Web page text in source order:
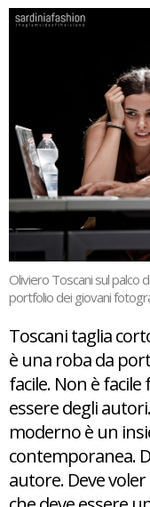
Oliviero Toscani sul palco
portfolio dei giovani
Toscani taglia
è una roba da
facile. Non è
essere degli
moderno è un
contemporanea.
autore. Deve